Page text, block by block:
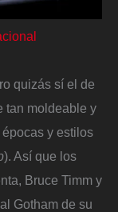
quizás sí el de
tan moldeable y
y estilos
). Así que los
Bruce Timm y
Gotham de su